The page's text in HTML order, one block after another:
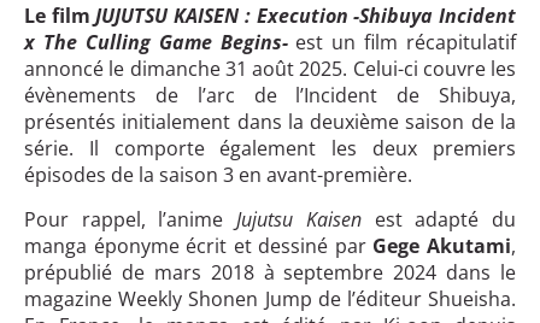
Le filmJUJUTSU KAISEN : Execution -Shibuya Incident
x The Culling Game Begins-est un film récapitulatif
annoncé le dimanche 31 août 2025. Celui-ci couvre les
évènements de l’arc de l’Incident de Shibuya,
présentés initialement dans la deuxième saison de la
série. Il comporte également les deux premiers
épisodes de la saison 3 en avant-première.
Pour rappel, l’animeJujutsu Kaisenest adapté du
manga éponyme écrit et dessiné par Gege Akutami,
prépublié de mars 2018 à septembre 2024 dans le
magazine Weekly Shonen Jump de l’éditeur Shueisha.